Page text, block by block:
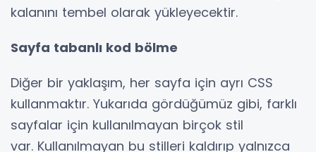
kalanını tembel olarak yükleyecektir.
Sayfa tabanlı kod bölme
Diğer bir yaklaşım, her sayfa için ayrı CSS
kullanmaktır. Yukarıda gördüğümüz gibi, farklı
sayfalar için kullanılmayan birçok stil
var. Kullanılmayan bu stilleri kaldırıp yalnızca